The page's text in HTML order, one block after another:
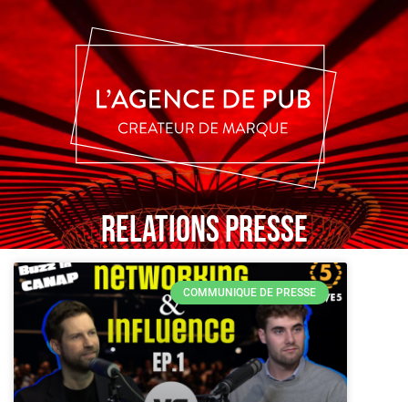
Relations presse
COMMUNIQUE DE PRESSE